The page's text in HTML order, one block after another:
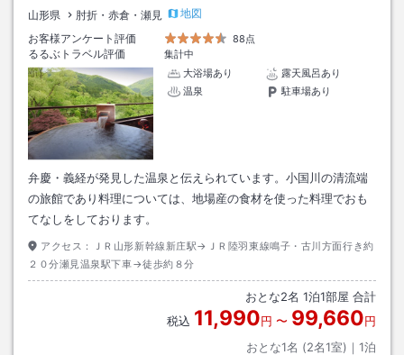
山形県 肘折・赤倉・瀬見
地図
お客様アンケート評価
88点
るるぶトラベル評価
集計中
大浴場あり
露天風呂あり
温泉
駐車場あり
弁慶・義経が発見した温泉と伝えられています。小国川の清流端
の旅館であり料理については、地場産の食材を使った料理でおも
てなしをしております。
アクセス：
ＪＲ山形新幹線新庄駅→ＪＲ陸羽東線鳴子・古川方面行き約
２０分瀬見温泉駅下車→徒歩約８分
おとな2名 1泊1部屋 合計
税込 11,990円 〜 99,660円
おとな1名 (2名1室)｜ 1泊